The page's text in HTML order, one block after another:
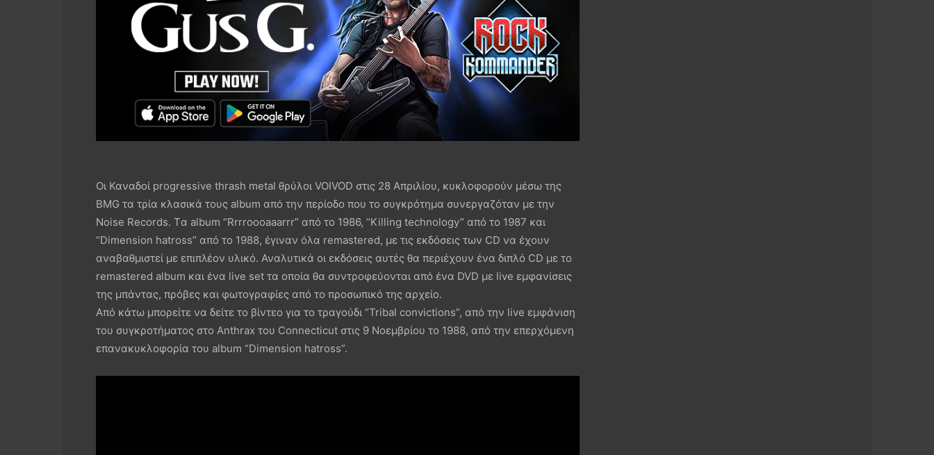
Οι Καναδοί progressive thrash metal θρύλοι VOIVOD στις 28 Απριλίου, κυκλοφορούν μέσω της
BMG τα τρία κλασικά τους album από την περίοδο που το συγκρότημα συνεργαζόταν με την
Noise Records. Tα album “Rrrroooaaarrr” από το 1986, “Killing technology” από το 1987 και
“Dimension hatross” από το 1988, έγιναν όλα remastered, με τις εκδόσεις των CD να έχουν
αναβαθμιστεί με επιπλέον υλικό. Αναλυτικά οι εκδόσεις αυτές θα περιέχουν ένα διπλό CD με το
remastered album και ένα live set τα οποία θα συντροφεύονται από ένα DVD με live εμφανίσεις
της μπάντας, πρόβες και φωτογραφίες από το προσωπικό της αρχείο.
Aπό κάτω μπορείτε να δείτε το βίντεο για το τραγούδι “Tribal convictions”, από την live εμφάνιση
του συγκροτήματος στο Anthrax του Connecticut στις 9 Νοεμβρίου το 1988, από την επερχόμενη
επανακυκλοφορία του album “Dimension hatross”.